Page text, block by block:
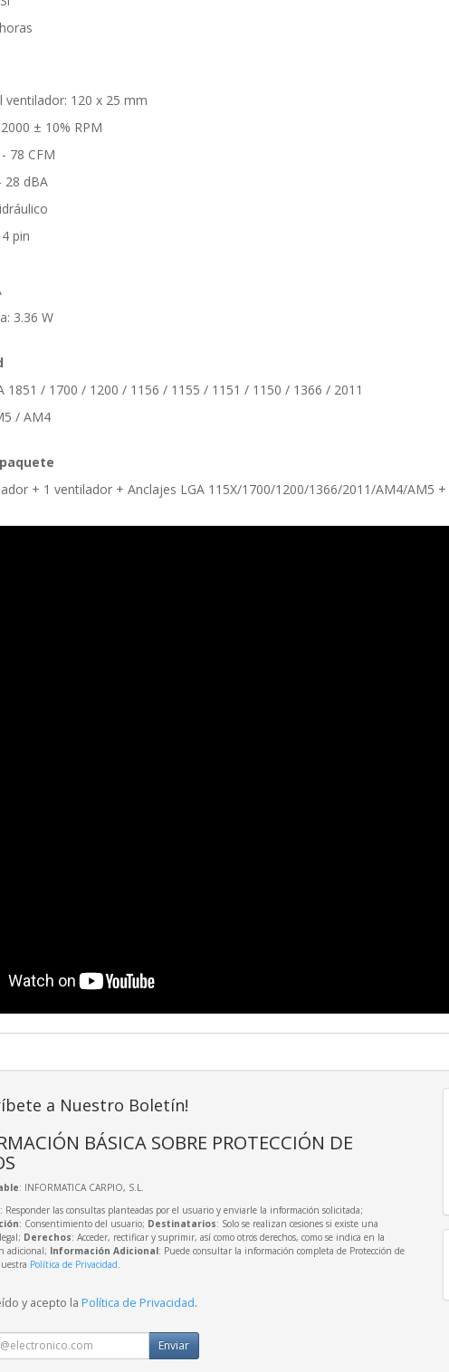
ventilador: 120 x 25 mm
± 10% RPM
78 CFM
28 dBA
pin
3.36 W
1851 / 1700 / 1200 / 1156 / 1155 / 1151 / 1150 / 1366 / 2011
/ AM4
+ 1 ventilador + Anclajes LGA 115X/1700/1200/1366/2011/AM4/AM5
a Nuestro Boletín!
BÁSICA SOBRE PROTECCIÓN DE
: INFORMATICA CARPIO, S.L.
: Responder las consultas planteadas por el usuario y enviarle la información solicitada;
: Consentimiento del usuario; Destinatarios: Solo se realizan cesiones si existe una
Derechos: Acceder, rectificar y suprimir, así como otros derechos, como se indica en la
adicional; Información Adicional: Puede consultar la información completa de Protección de
Política de Privacidad
y acepto la Política de Privacidad.
Enviar